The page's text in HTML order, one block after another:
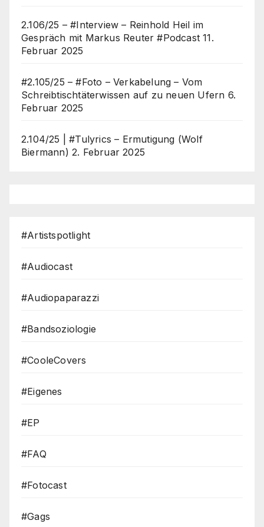
2.106/25 – #Interview – Reinhold Heil im
Gespräch mit Markus Reuter #Podcast 11.
Februar 2025
#2.105/25 – #Foto – Verkabelung – Vom
Schreibtischtäterwissen auf zu neuen Ufern 6.
Februar 2025
2.104/25 | #Tulyrics – Ermutigung (Wolf
Biermann) 2. Februar 2025
#Artistspotlight
#Audiocast
#Audiopaparazzi
#Bandsoziologie
#CooleCovers
#Eigenes
#EP
#FAQ
#Fotocast
#Gags